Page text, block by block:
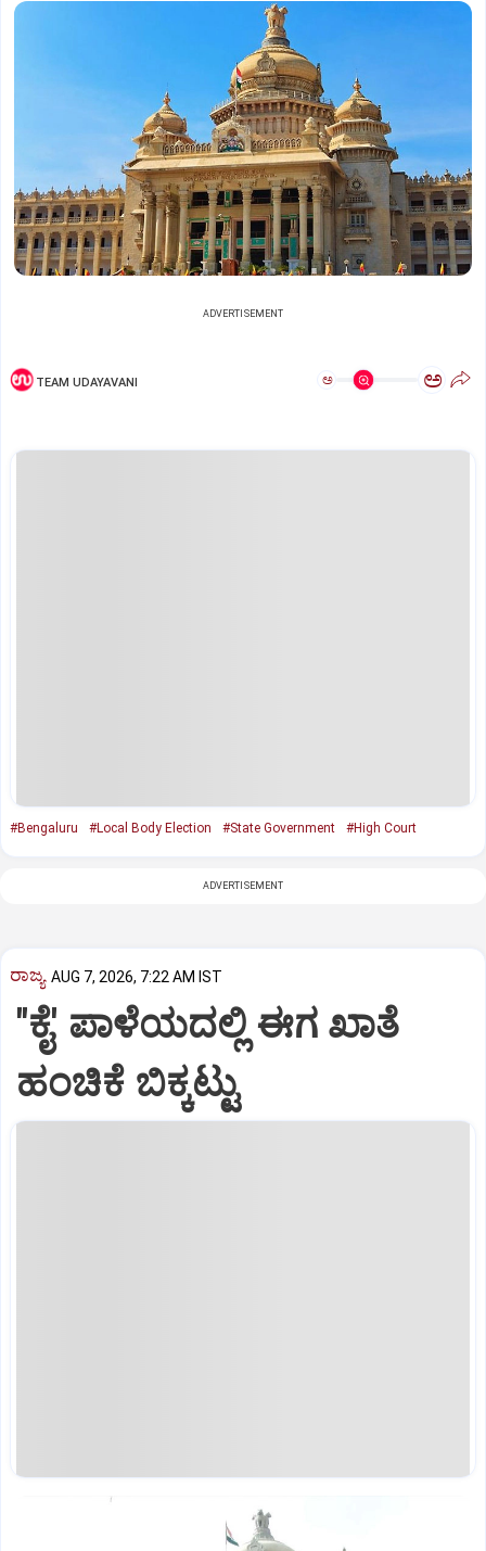
ADVERTISEMENT
TEAM UDAYAVANI ಅ ಅ
#Bengaluru #Local Body Election #State Government #High Court
ADVERTISEMENT
ರಾಜ್ಯ AUG 7, 2026, 7:22 AM IST
"ಕೈ' ಪಾಳೆಯದಲ್ಲಿ ಈಗ ಖಾತೆ
ಹಂಚಿಕೆ ಬಿಕ್ಕಟ್ಟು